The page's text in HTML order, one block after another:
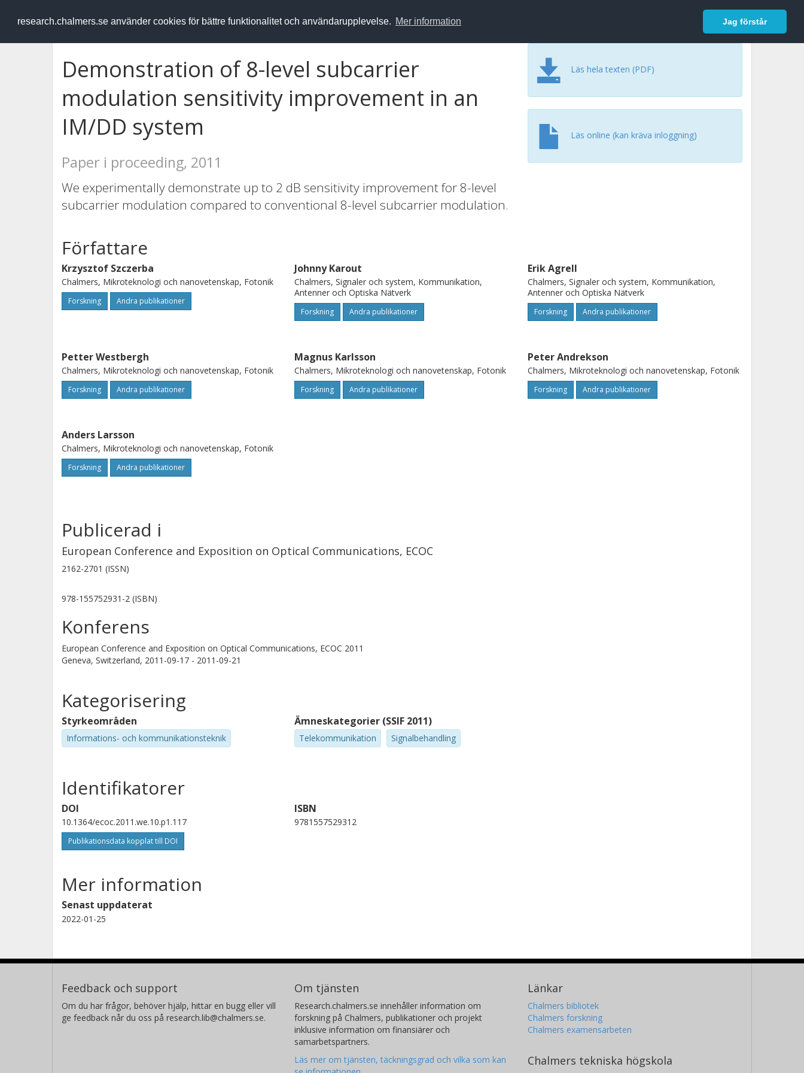
research.chalmers.se använder cookies för bättre funktionalitet och användarupplevelse. Mer information Jag förstår
RESEARCH.chalmers.se Logga in
Demonstration of 8-level subcarrier
modulation sensitivity improvement in an
IM/DD system
Paper i proceeding, 2011
We experimentally demonstrate up to 2 dB sensitivity improvement for 8-level
subcarrier modulation compared to conventional 8-level subcarrier modulation.
Läs hela texten (PDF)
Läs online (kan kräva inloggning)
Författare
Krzysztof Szczerba
Chalmers, Mikroteknologi och nanovetenskap, Fotonik
Forskning Andra publikationer
Johnny Karout
Chalmers, Signaler och system, Kommunikation,
Antenner och Optiska Nätverk
Forskning Andra publikationer
Erik Agrell
Chalmers, Signaler och system, Kommunikation,
Antenner och Optiska Nätverk
Forskning Andra publikationer
Petter Westbergh
Chalmers, Mikroteknologi och nanovetenskap, Fotonik
Forskning Andra publikationer
Magnus Karlsson
Chalmers, Mikroteknologi och nanovetenskap, Fotonik
Forskning Andra publikationer
Peter Andrekson
Chalmers, Mikroteknologi och nanovetenskap, Fotonik
Forskning Andra publikationer
Anders Larsson
Chalmers, Mikroteknologi och nanovetenskap, Fotonik
Forskning Andra publikationer
Publicerad i
European Conference and Exposition on Optical Communications, ECOC
2162-2701 (ISSN)
978-155752931-2 (ISBN)
Konferens
European Conference and Exposition on Optical Communications, ECOC 2011
Geneva, Switzerland, 2011-09-17 - 2011-09-21
Kategorisering
Styrkeområden
Informations- och kommunikationsteknik
Ämneskategorier (SSIF 2011)
Telekommunikation Signalbehandling
Identifikatorer
DOI
10.1364/ecoc.2011.we.10.p1.117
Publikationsdata kopplat till DOI
ISBN
9781557529312
Mer information
Senast uppdaterat
2022-01-25
Feedback och support
Om du har frågor, behöver hjälp, hittar en bugg eller vill
ge feedback når du oss på research.lib@chalmers.se.
Om tjänsten
Research.chalmers.se innehåller information om
forskning på Chalmers, publikationer och projekt
inklusive information om finansiärer och
samarbetspartners.
Läs mer om tjänsten, täckningsgrad och vilka som kan
Länkar
Chalmers bibliotek
Chalmers forskning
Chalmers examensarbeten
Chalmers tekniska högskola